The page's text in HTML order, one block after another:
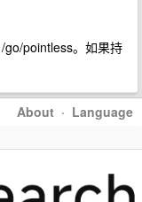
go/pointless。如果持
About · Language